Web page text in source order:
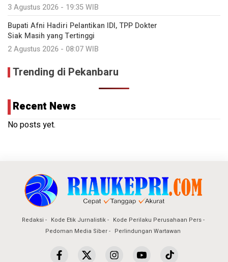
3 Agustus 2026 - 19:35 WIB
Bupati Afni Hadiri Pelantikan IDI, TPP Dokter
Siak Masih yang Tertinggi
2 Agustus 2026 - 08:07 WIB
Trending di Pekanbaru
Recent News
No posts yet.
Redaksi Kode Etik Jurnalistik
Kode Perilaku Perusahaan Pers
Pedoman Media Siber
Perlindungan Wartawan